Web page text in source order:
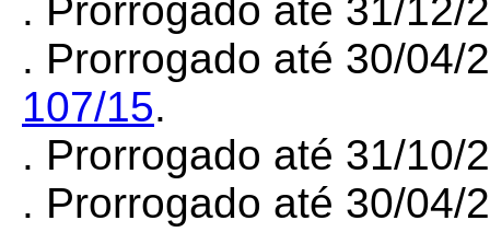
. Prorrogado até 31/
. Prorrogado até 30/04/
107/15.
. Prorrogado até 31/
. Prorrogado até 30/04/